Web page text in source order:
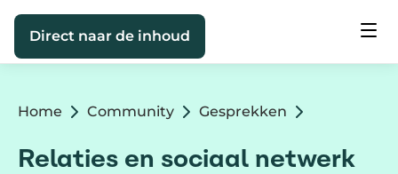
Direct naar de inhoud
Home Community Gesprekken
Relaties en sociaal netwerk